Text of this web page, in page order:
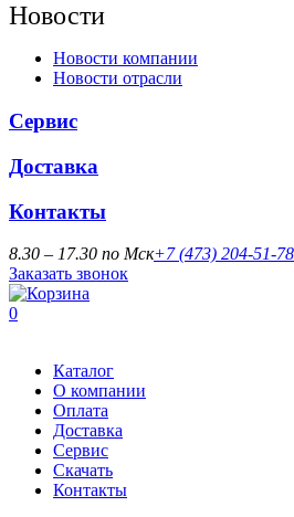
Новости
Новости компании
Новости отрасли
Сервис
Доставка
Контакты
8.30 – 17.30 по Мск+7 (473) 204-51-78
Заказать звонок
0
Каталог
О компании
Оплата
Доставка
Сервис
Скачать
Контакты